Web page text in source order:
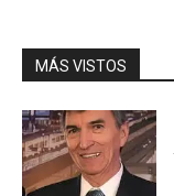
MÁS VISTOS